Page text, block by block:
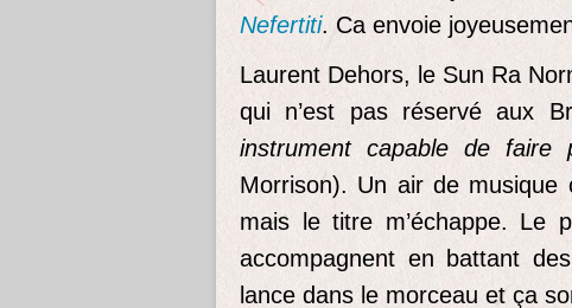
Nefertiti. Ca envoie
Laurent Dehors, le Sun Ra
qui n’est pas réservé aux
instrument capable de
Morrison). Un air de musique
mais le titre m’échappe. Le
accompagnent en battant
lance dans le morceau et ça